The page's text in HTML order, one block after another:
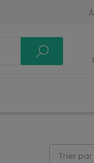
Trier par